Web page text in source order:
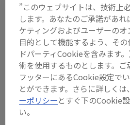
関連イベント
”このウェブサイトは、技術上
します。あなたのご承諾があ
ケティングおよびユーザーの
目的として機能するよう、そ
ドパーティCookieを含みます
術を使用するものとします。
フッターにあるCookie設定で
とができます。さらに詳しくは
ーポリシー とすぐ下のCookie
い。